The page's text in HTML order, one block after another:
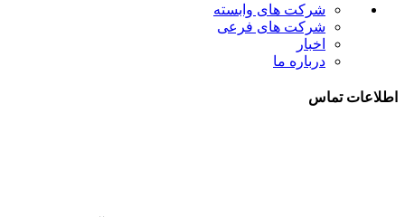
شرکت های وابسته
شرکت های فرعی
اخبار
درباره ما
اطلاعات تماس